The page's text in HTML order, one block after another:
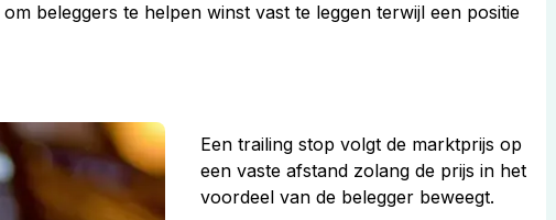
om beleggers te helpen winst vast te leggen terwijl een positie
Eentrailingstopvolgtde marktprijsop
eenvasteafstand zolangde prijsin het
voordeelvande belegger beweegt.